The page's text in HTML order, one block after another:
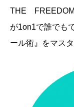
THE
が1on1で誰でも
ール術』をマス